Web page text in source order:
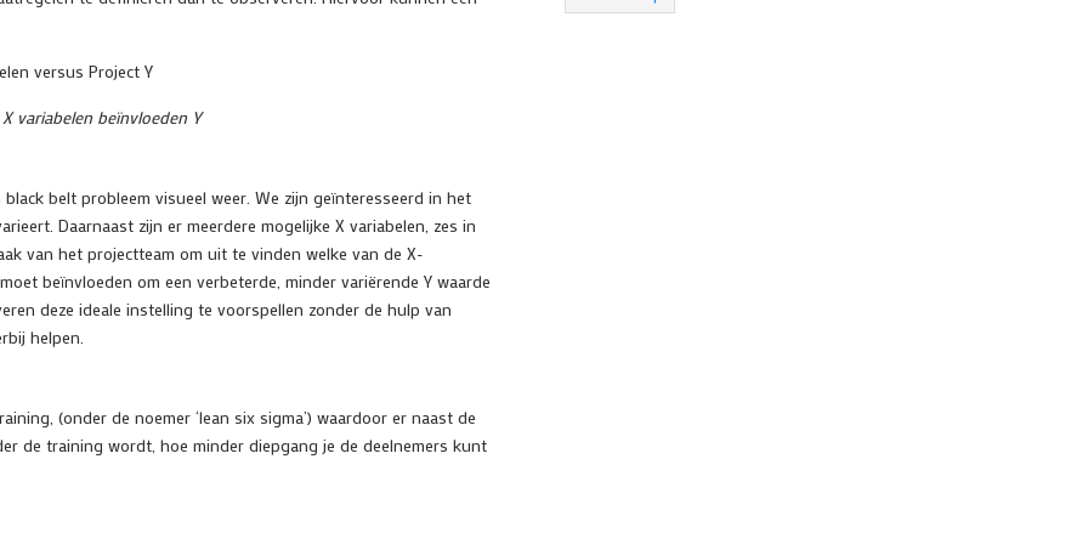
variabelen beïnvloeden Y
belt probleem visueel weer. We zijn geïnteresseerd in het
Daarnaast zijn er meerdere mogelijke X variabelen, zes in
van het projectteam om uit te vinden welke van de X-
beïnvloeden om een verbeterde, minder variërende Y waarde
deze ideale instelling te voorspellen zonder de hulp van
helpen.
(onder de noemer ‘lean six sigma’) waardoor er naast de
de training wordt, hoe minder diepgang je de deelnemers kunt